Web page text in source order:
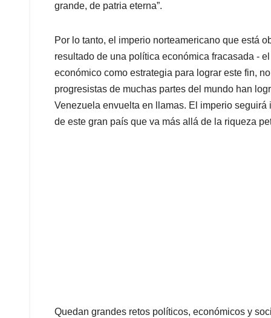
grande, de patria eterna”.
Por lo tanto, el imperio norteamericano que está
resultado de una política económica fracasada -
económico como estrategia para lograr este fin,
progresistas de muchas partes del mundo han
Venezuela envuelta en llamas. El imperio
de este gran país que va más allá de la riqueza
Quedan grandes retos políticos, económicos y